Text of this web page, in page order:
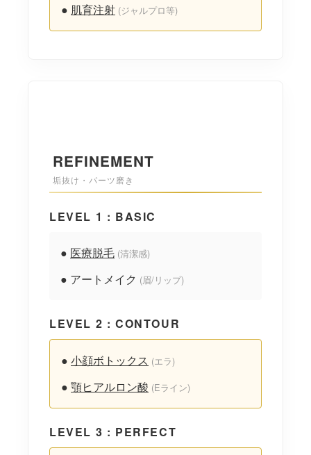
● 肌育注射 (ジャルプロ等)
REFINEMENT
垢抜け・パーツ磨き
LEVEL 1 : BASIC
● 医療脱毛 (清潔感)
● アートメイク (眉/リップ)
LEVEL 2 : CONTOUR
● 小顔ボトックス (エラ)
● 顎ヒアルロン酸 (Eライン)
LEVEL 3 : PERFECT